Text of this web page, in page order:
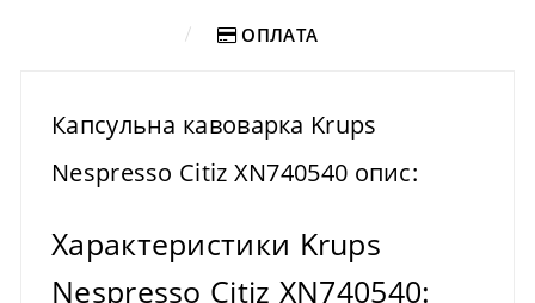
ОПЛАТА
Капсульна кавоварка Krups
Nespresso Citiz XN740540 опис:
Характеристики Krups
Nespresso Citiz XN740540: